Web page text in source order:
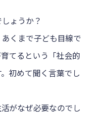
ょうか？
くまで子ども目線で
てるという「社会的
初めて聞く言葉でし
がなぜ必要なのでし